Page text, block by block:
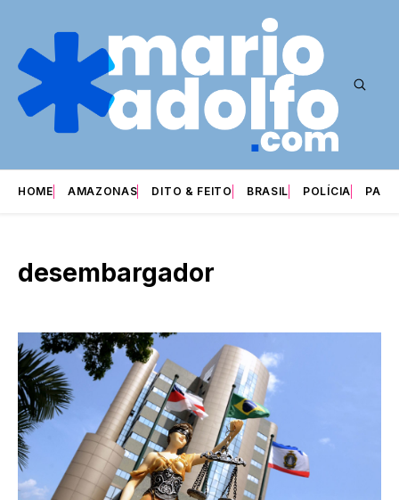
HOME AMAZONAS DITO & FEITO BRASIL POLÍCIA
desembargador